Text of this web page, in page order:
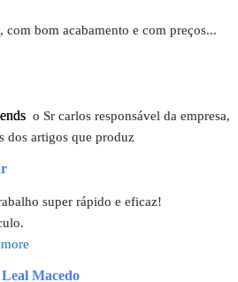
com bom acabamento e com preços
o Sr carlos responsável da empresa,
dos artigos que produz
super rápido e eficaz!
Macedo